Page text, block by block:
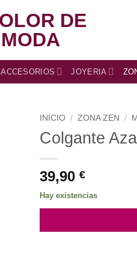
ACCESORIOS JOYERIA
INICIO / ZONA ZEN /
Colgante
39,90 €
Hay existencias